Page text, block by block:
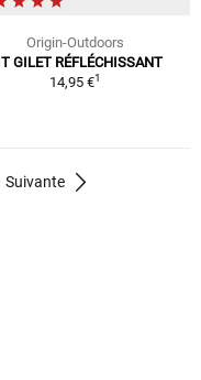
Origin-Outdoors
GILET RÉFLÉCHISSANT
14,95 €1
Suivante